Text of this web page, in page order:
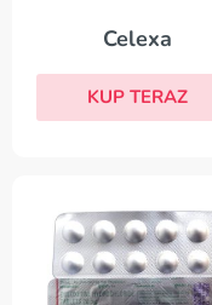
Celexa
KUP TERAZ